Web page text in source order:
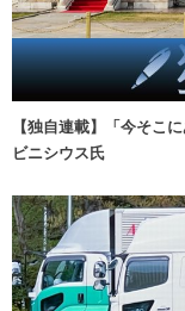
【独自連載】「今そこ
ビニシウス氏